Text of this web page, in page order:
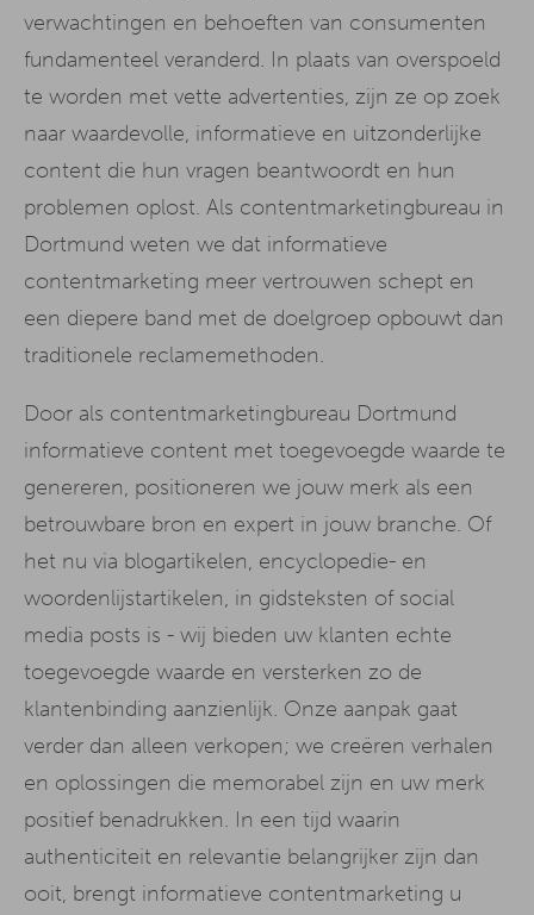
verwachtingen en behoeften van consumenten
fundamenteel veranderd. In plaats van overspoeld
te worden met vette advertenties, zijn ze op zoek
naar waardevolle, informatieve en uitzonderlijke
content die hun vragen beantwoordt en hun
problemen oplost. Als contentmarketingbureau in
Dortmund weten we dat informatieve
contentmarketing meer vertrouwen schept en
een diepere band met de doelgroep opbouwt dan
traditionele reclamemethoden.
Door als contentmarketingbureau Dortmund
informatieve content met toegevoegde waarde te
genereren, positioneren we jouw merk als een
betrouwbare bron en expert in jouw branche. Of
het nu via blogartikelen, encyclopedie- en
woordenlijstartikelen, in gidsteksten of social
media posts is - wij bieden uw klanten echte
toegevoegde waarde en versterken zo de
klantenbinding aanzienlijk. Onze aanpak gaat
verder dan alleen verkopen; we creëren verhalen
en oplossingen die memorabel zijn en uw merk
positief benadrukken. In een tijd waarin
authenticiteit en relevantie belangrijker zijn dan
ooit, brengt informatieve contentmarketing u